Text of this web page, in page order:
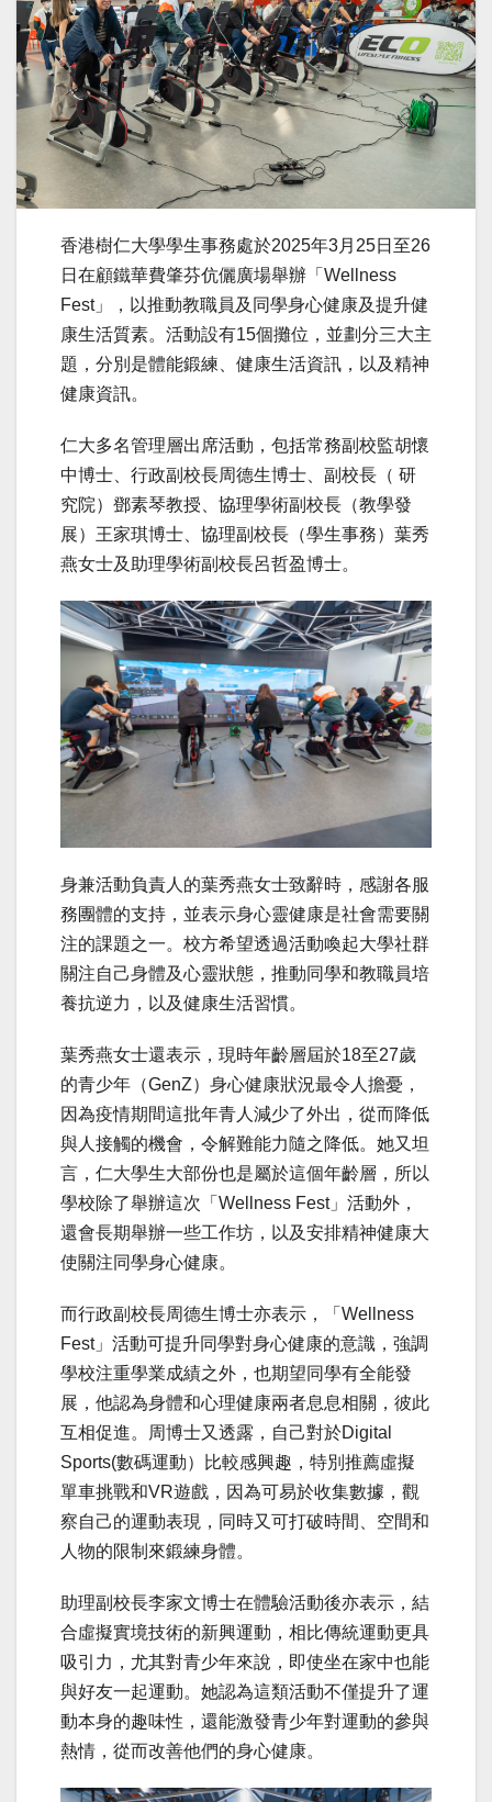
香港樹仁大學學生事務處於2025年3月25日至26
日在顧鐵華費肇芬伉儷廣場舉辦「Wellness
Fest」，以推動教職員及同學身心健康及提升健
康生活質素。活動設有15個攤位，並劃分三大主
題，分別是體能鍛練、健康生活資訊，以及精神
健康資訊。
仁大多名管理層出席活動，包括常務副校監胡懷
中博士、行政副校長周德生博士、副校長（ 研
究院）鄧素琴教授、協理學術副校長（教學發
展）王家琪博士、協理副校長（學生事務）葉秀
燕女士及助理學術副校長呂哲盈博士。
身兼活動負責人的葉秀燕女士致辭時，感謝各服
務團體的支持，並表示身心靈健康是社會需要關
注的課題之一。校方希望透過活動喚起大學社群
關注自己身體及心靈狀態，推動同學和教職員培
養抗逆力，以及健康生活習慣。
葉秀燕女士還表示，現時年齡層屆於18至27歲
的青少年（GenZ）身心健康狀況最令人擔憂，
因為疫情期間這批年青人減少了外出，從而降低
與人接觸的機會，令解難能力隨之降低。她又坦
言，仁大學生大部份也是屬於這個年齡層，所以
學校除了舉辦這次「Wellness Fest」活動外，
還會長期舉辦一些工作坊，以及安排精神健康大
使關注同學身心健康。
而行政副校長周德生博士亦表示，「Wellness
Fest」活動可提升同學對身心健康的意識，強調
學校注重學業成績之外，也期望同學有全能發
展，他認為身體和心理健康兩者息息相關，彼此
互相促進。周博士又透露，自己對於Digital
Sports(數碼運動）比較感興趣，特別推薦虛擬
單車挑戰和VR遊戲，因為可易於收集數據，觀
察自己的運動表現，同時又可打破時間、空間和
人物的限制來鍛練身體。
助理副校長李家文博士在體驗活動後亦表示，結
合虛擬實境技術的新興運動，相比傳統運動更具
吸引力，尤其對青少年來說，即使坐在家中也能
與好友一起運動。她認為這類活動不僅提升了運
動本身的趣味性，還能激發青少年對運動的參與
熱情，從而改善他們的身心健康。